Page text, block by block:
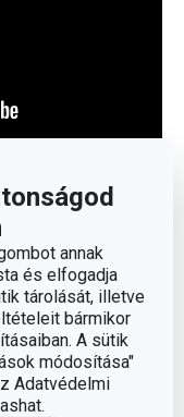
annak
és elfogadja
tárolását, illetve
bármikor
A sütik
módosítása"
Adatvédelmi